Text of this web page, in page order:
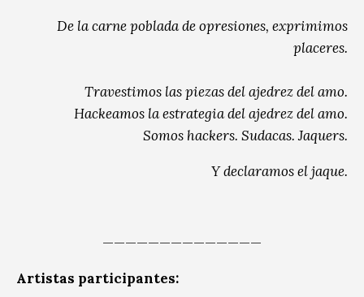
De la carne poblada de opresiones, exprimimos
placeres.
Travestimos las piezas del ajedrez del amo.
Hackeamos la estrategia del ajedrez del amo.
Somos hackers. Sudacas. Jaquers.
Y declaramos el jaque.
——————————————
Artistas participantes: